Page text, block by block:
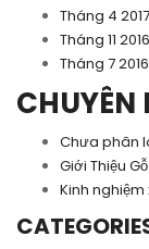
Tháng 4 2017
Tháng 11 2016
Tháng 7 2016
CHUYÊN
Chưa phân
Giới Thiệu Gỗ
Kinh